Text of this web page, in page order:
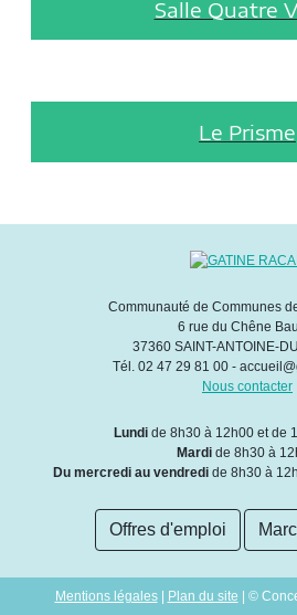
Salle Quatre
Le Prisme
Communauté de Communes
6 rue du Chêne
37360 SAINT-ANTOINE-
Tél. 02 47 29 81 00 -
Nous contacter
Lundide 8h30 à 12h00 et de
Mardi de 8h30 à
Du mercredi au vendredide 8h30 à
Offres d'emploi
Mentions légales| Plan du site | ©